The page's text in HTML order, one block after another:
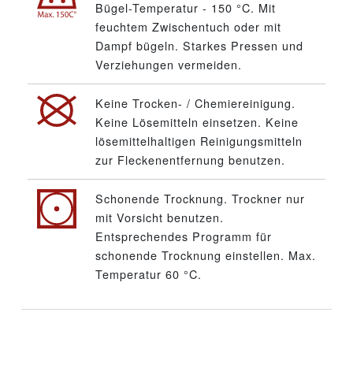
Bügel-Temperatur - 150 °C. Mit
feuchtem Zwischentuch oder mit
Dampf bügeln. Starkes Pressen und
Verziehungen vermeiden.
Keine Trocken- / Chemiereinigung.
Keine Lösemitteln einsetzen. Keine
lösemittelhaltigen Reinigungsmitteln
zur Fleckenentfernung benutzen.
Schonende Trocknung. Trockner nur
mit Vorsicht benutzen.
Entsprechendes Programm für
schonende Trocknung einstellen. Max.
Temperatur 60 °C.